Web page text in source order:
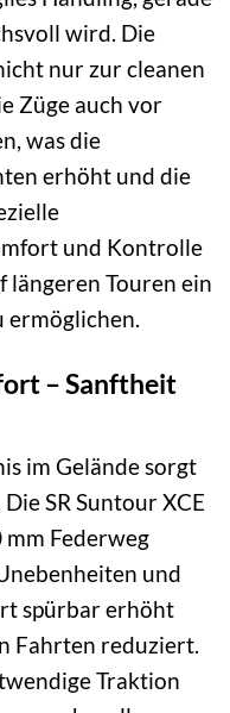
wird. Die
nur zur cleanen
Züge auch vor
was die
erhöht und die
und Kontrolle
längeren Touren ein
ermöglichen.
– Sanftheit
im Gelände sorgt
SR Suntour XCE
Federweg
und
spürbar erhöht
Fahrten reduziert.
Traktion